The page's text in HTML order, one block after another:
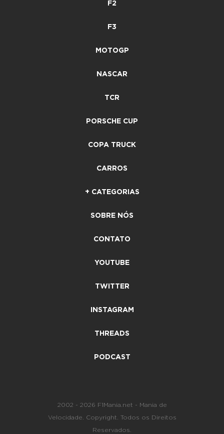
F2
F3
MOTOGP
NASCAR
TCR
PORSCHE CUP
COPA TRUCK
CARROS
+ CATEGORIAS
SOBRE NÓS
CONTATO
YOUTUBE
TWITTER
INSTAGRAM
THREADS
PODCAST
2002 - 2026 F1Mania.net - Mania de
Velocidade. Copyright. Todos os Direitos
Reservados.